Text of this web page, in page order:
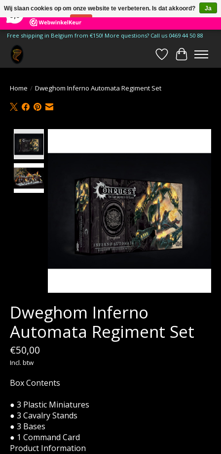
185 Reviews ×
Free shipping in Belgium from €150! More questions? Call us 0469 44 50 88
Verlanglijst
Home / Dweghom Inferno Automata Regiment Set
Dweghom Inferno
Automata Regiment Set
€50,00
Incl. btw
Box Contents
● 3 Plastic Miniatures
● 3 Cavalry Stands
● 3 Bases
● 1 Command Card
Product Information
Wij slaan cookies op om onze website te verbeteren. Is dat akkoord?
Ja
Nee